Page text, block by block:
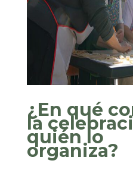
¿En qué
la
quién lo
organiza?